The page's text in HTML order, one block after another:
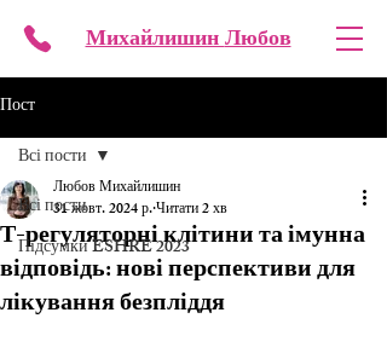
Михайлишин Любов
Пост
Всі пости
Підсумки ESHRE 2023
Всі пости
Т-регуляторні клітини та імунна
відповідь: нові перспективи для
лікування безпліддя
Любов Михайлишин
31 жовт. 2024 р.Читати 2 хв